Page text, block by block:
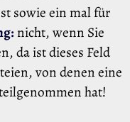
sowie ein mal für
nicht, wenn Sie
da ist dieses Feld
von denen eine
hat!